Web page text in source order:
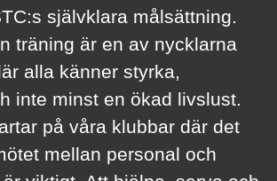
självklara målsättning.
träning är en av nycklarna
alla känner styrka,
inte minst en ökad livslust.
på våra klubbar där det
mellan personal och